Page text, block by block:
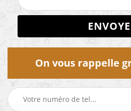
On vous rappelle